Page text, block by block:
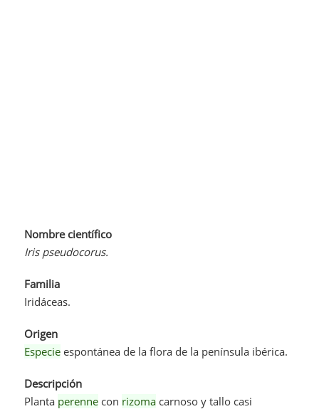
Nombre científico
Iris pseudocorus.
Familia
Iridáceas.
Origen
Especie espontánea de la flora de la península ibérica.
Descripción
Planta perenne con rizoma carnoso y tallo casi